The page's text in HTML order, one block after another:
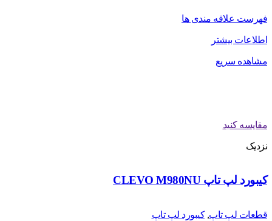
فهرست علاقه مندی ها
اطلاعات بیشتر
مشاهده سریع
مقایسه کنید
نزدیک
کیبورد لپ تاپ CLEVO M980NU
قطعات لپ تاپ,کیبورد لپ تاپ